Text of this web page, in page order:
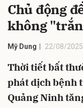
Chủ động
không
Mỹ Dung 22/08/
Thời tiết bất
phát dịch bệnh
Quảng Ninh